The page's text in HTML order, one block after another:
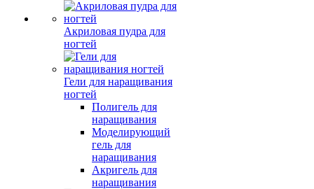
Акриловая пудра для
ногтей
Гели для наращивания
ногтей
Полигель для
наращивания
Моделирующий
гель для
наращивания
Акригель для
наращивания